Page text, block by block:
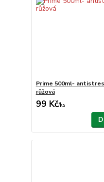
Prime 500ml-
růžová
99 Kč/ks